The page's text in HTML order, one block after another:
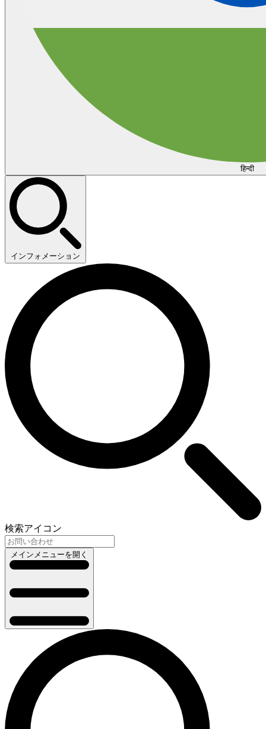
हिन्दी
インフォメーション
検索アイコン
メインメニューを開く